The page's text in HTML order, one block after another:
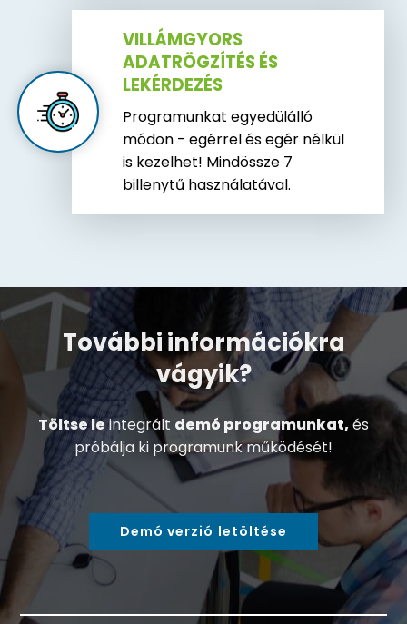
VILLÁMGYORS
ADATRÖGZÍTÉS ÉS
LEKÉRDEZÉS
Programunkat egyedülálló
módon - egérrel és egér nélkül
is kezelhet! Mindössze 7
billenytű használatával.
További információkra
vágyik?
Töltse leintegrált demó programunkat, és
próbálja ki programunk működését!
Demó verzió letöltése